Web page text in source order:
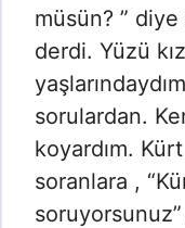
müsün? ” diye
derdi. Yüzü
sorulardan.
koyardım.
soranlara ,